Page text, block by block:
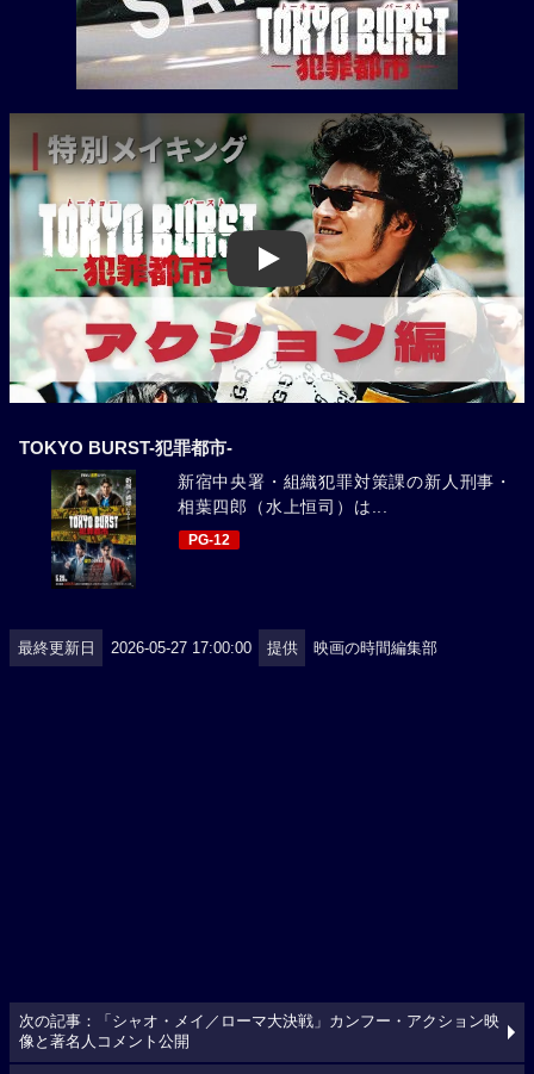
Play
TOKYO BURST-犯罪都市-
新宿中央署・組織犯罪対策課の新人刑事・
相葉四郎（水上恒司）は...
PG-12
最終更新日 2026-05-27 17:00:00 提供 映画の時間編集部
次の記事：「シャオ・メイ／ローマ大決戦」カンフー・アクション映
像と著名人コメント公開